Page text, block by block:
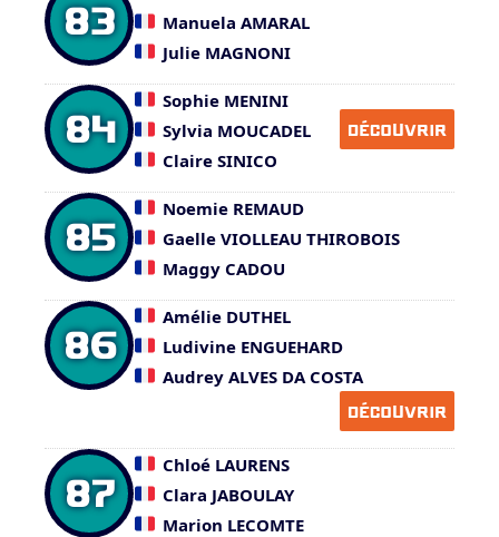
83
Manuela AMARAL
Julie MAGNONI
84
Sophie MENINI
Sylvia MOUCADEL
Claire SINICO
DÉCOUVRIR
85
Noemie REMAUD
Gaelle VIOLLEAU THIROBOIS
Maggy CADOU
86
Amélie DUTHEL
Ludivine ENGUEHARD
Audrey ALVES DA COSTA
DÉCOUVRIR
87
Chloé LAURENS
Clara JABOULAY
Marion LECOMTE